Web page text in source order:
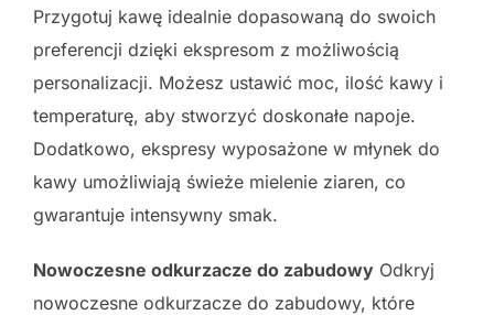
Przygotuj kawę idealnie dopasowaną do swoich
preferencji dzięki ekspresom z możliwością
personalizacji. Możesz ustawić moc, ilość kawy i
temperaturę, aby stworzyć doskonałe napoje.
Dodatkowo, ekspresy wyposażone w młynek do
kawy umożliwiają świeże mielenie ziaren, co
gwarantuje intensywny smak.
Nowoczesne odkurzacze do zabudowy Odkryj
nowoczesne odkurzacze do zabudowy, które